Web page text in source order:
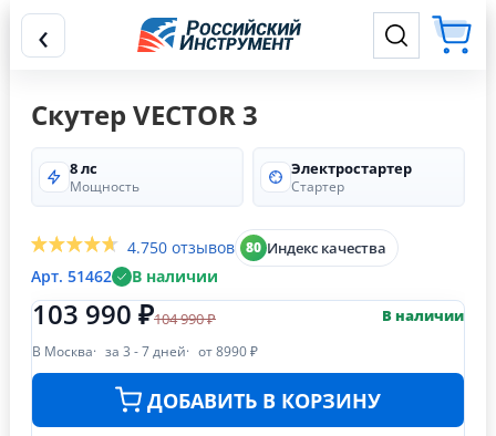
‹
Скутер VECTOR 3
8 лс
Мощность
Электростартер
Стартер
4.750 отзывов 80 Индекс качества
Арт. 51462 В наличии
103 990 ₽104 990 ₽ В наличии
В Москва за 3 - 7 дней от 8990 ₽
ДОБАВИТЬ В КОРЗИНУ